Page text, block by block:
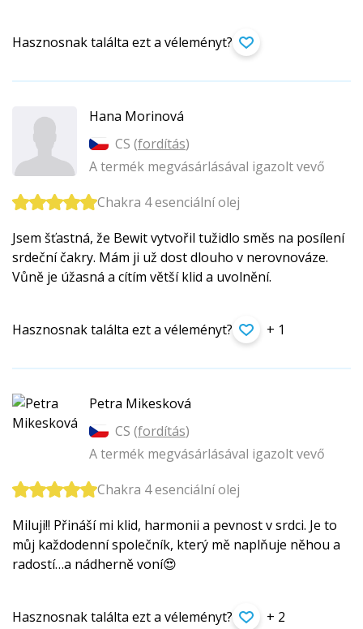
Hasznosnak találta ezt a véleményt?
Hana Morinová
CS (fordítás)
A termék megvásárlásával igazolt vevő
Chakra 4 esenciální olej
Jsem šťastná, že Bewit vytvořil tužidlo směs na posílení
srdeční čakry. Mám ji už dost dlouho v nerovnováze.
Vůně je úžasná a cítím větší klid a uvolnění.
Hasznosnak találta ezt a véleményt? + 1
Petra Mikesková
CS (fordítás)
A termék megvásárlásával igazolt vevő
Chakra 4 esenciální olej
Miluji!! Přináší mi klid, harmonii a pevnost v srdci. Je to
můj každodenní společník, který mě naplňuje něhou a
radostí…a nádherně voní😍
Hasznosnak találta ezt a véleményt? + 2